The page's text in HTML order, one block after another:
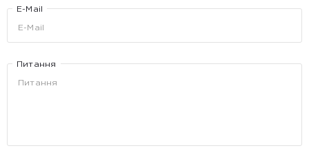
E-Mail
Питання